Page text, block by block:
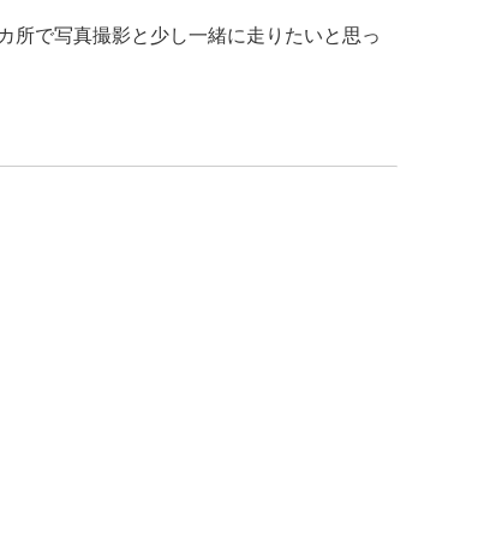
所で写真撮影と少し一緒に走りたいと思っ